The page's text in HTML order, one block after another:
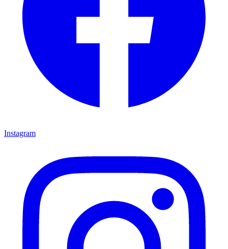
Instagram